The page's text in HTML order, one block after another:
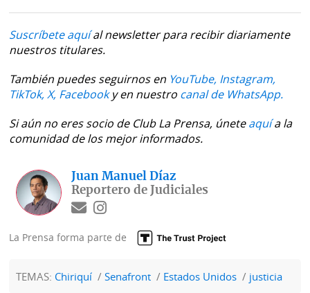
Suscríbete aquíal newsletter para recibir diariamente
nuestros titulares.
También puedes seguirnos en YouTube, Instagram,
TikTok, X, Facebooky en nuestro canal de WhatsApp.
Si aún no eres socio de Club La Prensa, úneteaquía la
comunidad de los mejor informados.
Juan Manuel Díaz
Reportero de Judiciales
La Prensa forma parte de
TEMAS: Chiriquí Senafront Estados Unidos justicia